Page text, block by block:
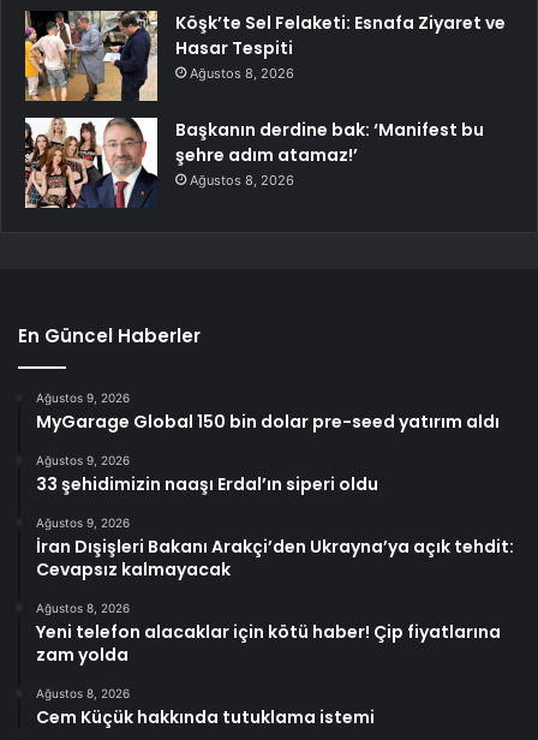
Köşk’te Sel Felaketi: Esnafa Ziyaret ve
Hasar Tespiti
Ağustos 8, 2026
Başkanın derdine bak: ‘Manifest bu
şehre adım atamaz!’
Ağustos 8, 2026
En Güncel Haberler
Ağustos 9, 2026
MyGarage Global 150 bin dolar pre-seed yatırım aldı
Ağustos 9, 2026
33 şehidimizin naaşı Erdal’ın siperi oldu
Ağustos 9, 2026
İran Dışişleri Bakanı Arakçi’den Ukrayna’ya açık tehdit:
Cevapsız kalmayacak
Ağustos 8, 2026
Yeni telefon alacaklar için kötü haber! Çip fiyatlarına
zam yolda
Ağustos 8, 2026
Cem Küçük hakkında tutuklama istemi